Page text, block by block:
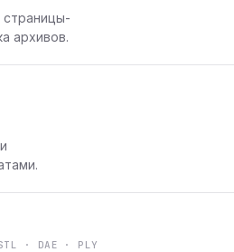
страницы-
архивов.
· DAE · PLY